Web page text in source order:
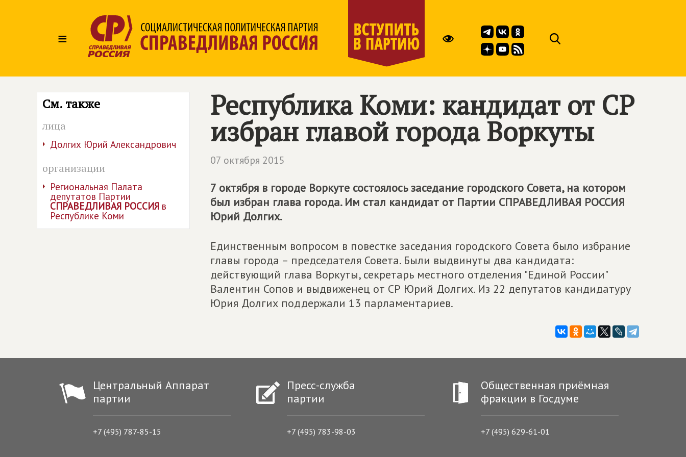
≡
См. также
лица
Долгих Юрий Александрович
организации
Региональная Палата
депутатов Партии
СПРАВЕДЛИВАЯ РОССИЯ в
Республике Коми
Республика Коми: кандидат от СР
избран главой города Воркуты
07 октября 2015
7 октября в городе Воркуте состоялось заседание городского Совета, на котором
был избран глава города. Им стал кандидат от Партии СПРАВЕДЛИВАЯ РОССИЯ
Юрий Долгих.
Единственным вопросом в повестке заседания городского Совета было избрание
главы города – председателя Совета. Были выдвинуты два кандидата:
действующий глава Воркуты, секретарь местного отделения "Единой России"
Валентин Сопов и выдвиженец от СР Юрий Долгих. Из 22 депутатов кандидатуру
Юрия Долгих поддержали 13 парламентариев.
Центральный Аппарат
партии
+7 (495) 787-85-15
Пресс-служба
партии
+7 (495) 783-98-03
Общественная приёмная
фракции в Госдуме
+7 (495) 629-61-01